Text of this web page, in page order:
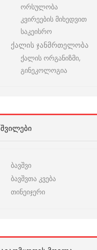
ორსულობა
კვირეების მიხედვით
საკეისრო
ქალის ჯანმრთელობა
ქალის ორგანიზმი,
გინეკოლოგია
ᲨᲕᲘᲚᲔᲑᲘ
ბავშვი
ბავშვთა კვება
თინეიჯერი